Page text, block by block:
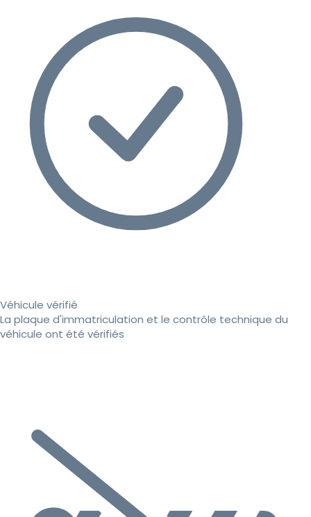
Véhicule vérifié
La plaque d'immatriculation et le contrôle technique du
véhicule ont été vérifiés